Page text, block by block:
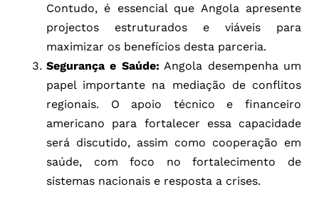
Contudo, é essencial que Angola apresente
projectos estruturados e viáveis para
maximizar os benefícios desta parceria.
Segurança e Saúde: Angola desempenha um
papel importante na mediação de conflitos
regionais. O apoio técnico e financeiro
americano para fortalecer essa capacidade
será discutido, assim como cooperação em
saúde, com foco no fortalecimento de
sistemas nacionais e resposta a crises.